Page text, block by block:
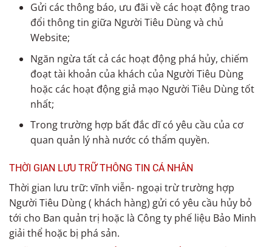
Gửi các thông báo, ưu đãi về các hoạt động trao
đổi thông tin giữa Người Tiêu Dùng và chủ
Website;
Ngăn ngừa tất cả các hoạt động phá hủy, chiếm
đoạt tài khoản của khách của Người Tiêu Dùng
hoặc các hoạt động giả mạo Người Tiêu Dùng tốt
nhất;
Trong trường hợp bất đắc dĩ có yêu cầu của cơ
quan quản lý nhà nước có thẩm quyền.
THỜI GIAN LƯU TRỮ THÔNG TIN CÁ NHÂN
Thời gian lưu trữ: vĩnh viễn- ngoại trừ trường hợp
Người Tiêu Dùng ( khách hàng) gửi có yêu cầu hủy bỏ
tới cho Ban quản trị hoặc là Công ty phế liệu Bảo Minh
giải thể hoặc bị phá sản.